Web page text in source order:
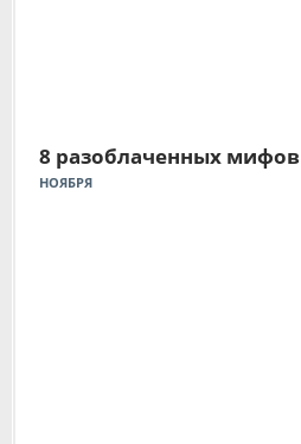
8 разоблаченных
НОЯБРЯ